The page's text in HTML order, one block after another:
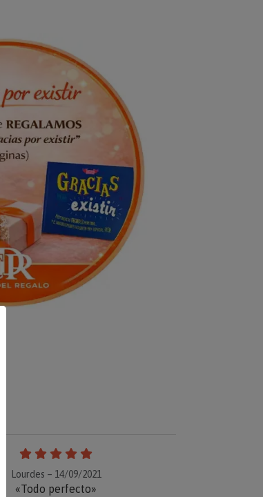
Lourdes – 14/09/2021
«Todo perfecto»